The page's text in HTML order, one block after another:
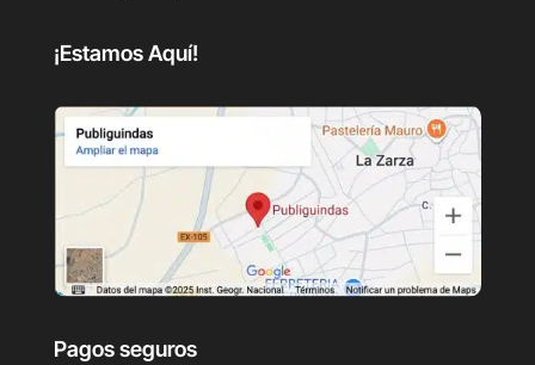
¡Estamos Aquí!
Pagos seguros